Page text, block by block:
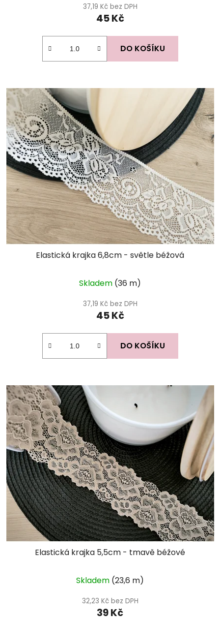
37,19 Kč bez DPH
45 Kč
DO KOŠÍKU
Elastická krajka 6,8cm - světle béžová
Skladem (36 m)
37,19 Kč bez DPH
45 Kč
DO KOŠÍKU
Elastická krajka 5,5cm - tmavě béžové
Skladem (23,6 m)
32,23 Kč bez DPH
39 Kč